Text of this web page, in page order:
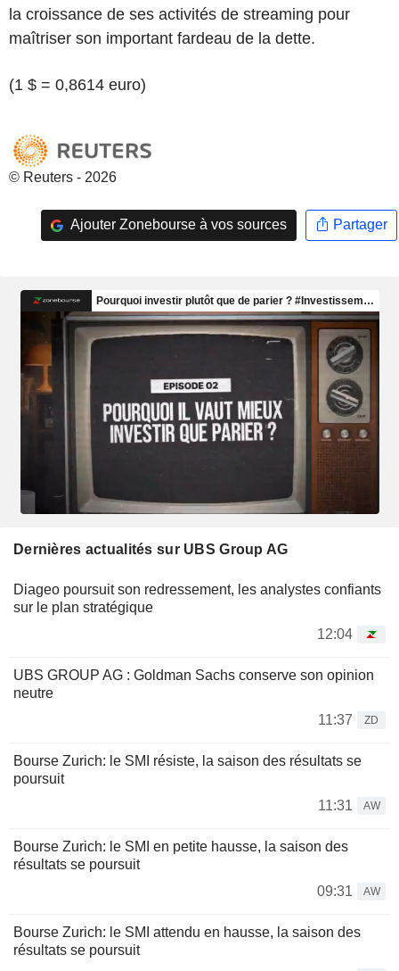
la croissance de ses activités de streaming pour
maîtriser son important fardeau de la dette.
(1 $ = 0,8614 euro)
© Reuters - 2026
Ajouter Zonebourse à vos sources Partager
Dernières actualités sur UBS Group AG
Diageo poursuit son redressement, les analystes confiants
sur le plan stratégique
12:04
UBS GROUP AG : Goldman Sachs conserve son opinion
neutre
11:37
ZD
Bourse Zurich: le SMI résiste, la saison des résultats se
poursuit
11:31
AW
Bourse Zurich: le SMI en petite hausse, la saison des
résultats se poursuit
09:31
AW
Bourse Zurich: le SMI attendu en hausse, la saison des
résultats se poursuit